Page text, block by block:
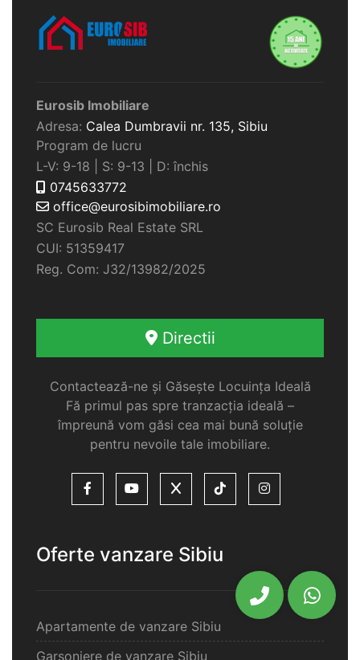
Eurosib Imobiliare
Adresa: Calea Dumbravii nr. 135, Sibiu
Program de lucru
L-V: 9-18 | S: 9-13 | D: închis
0745633772
office@eurosibimobiliare.ro
SC Eurosib Real Estate SRL
CUI: 51359417
Reg. Com: J32/13982/2025
Directii
Contactează-ne și Găsește Locuința Ideală
Fă primul pas spre tranzacția ideală –
împreună vom găsi cea mai bună soluție
pentru nevoile tale imobiliare.
Oferte vanzare Sibiu
Apartamente de vanzare Sibiu
Garsoniere de vanzare Sibiu